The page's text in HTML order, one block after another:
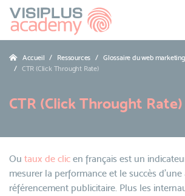
Accueil Ressources
Glossaire du web
CTR (Click Throught Rate)
CTR (Click Throught Rate)
Ou taux de clic en français est un
mesurer la performance et le succès
référencement publicitaire. Plus les